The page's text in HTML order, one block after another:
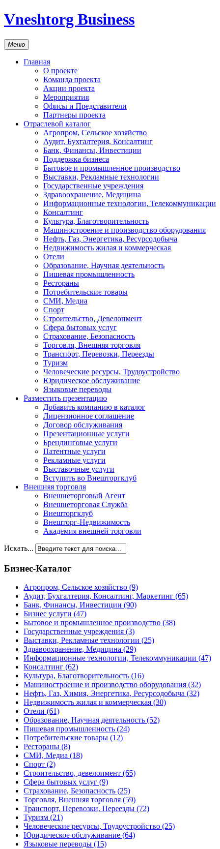
Vneshtorg Business
Меню
Главная
О проекте
Команда проекта
Акции проекта
Мероприятия
Офисы и Представители
Партнеры проекта
Отраслевой каталог
Агропром, Сельское хозяйство
Аудит, Бухгалтерия, Консалтинг
Банк, Финансы, Инвестиции
Поддержка бизнеса
Бытовое и промышленное производство
Выставки, Рекламные технологии
Государственные учреждения
Здравоохранение, Медицина
Информационные технологии, Телекоммуникации
Консалтинг
Культура, Благотворительность
Машиностроение и производство оборудования
Нефть, Газ, Энергетика, Ресурсодобыча
Недвижимость жилая и коммерческая
Отели
Образование, Научная деятельность
Пишевая промышленность
Рестораны
Потребительские товары
СМИ, Медиа
Спорт
Строительство, Девелопмент
Сфера бытовых услуг
Страхование, Безопасность
Торговля, Внешняя торговля
Транспорт, Перевозки, Переезды
Туризм
Человеческие ресурсы, Трудоустройство
Юридическое обслуживание
Языковые переводы
Разместить презентацию
Добавить компанию в каталог
Лицензионное соглашение
Договор обслуживания
Презентационные услуги
Брендинговые услуги
Патентные услуги
Рекламные услуги
Выставочные услуги
Вступить во Внешторгклуб
Внешняя торговля
Внешнеторговый Агент
Внешнеторговая Служба
Внешторгклуб
Внешторг-Недвижимость
Академия внешней торговли
Искать...
Бизнес-Каталог
Агропром, Сельское хозяйство (9)
Аудит, Бухгалтерия, Консалтинг, Маркетинг (65)
Банк, Финансы, Инвестиции (90)
Бизнес услуги (47)
Бытовое и промышленное производство (38)
Государственные учреждения (3)
Выставки, Рекламные технологии (25)
Здравоохранение, Медицина (29)
Информационные технологии, Телекоммуникации (47)
Консалтинг (62)
Культура, Благотворительность (16)
Машиностроение и производство оборудования (32)
Нефть, Газ, Химия, Энергетика, Ресурсодобыча (32)
Недвижимость жилая и коммерческая (30)
Отели (61)
Образование, Научная деятельность (52)
Пишевая промышленность (24)
Потребительские товары (12)
Рестораны (8)
СМИ, Медиа (18)
Спорт (2)
Строительство, девелопмент (65)
Сфера бытовых услуг (9)
Страхование, Безопасность (25)
Торговля, Внешняя торговля (59)
Транспорт, Перевозки, Переезды (72)
Туризм (21)
Человеческие ресурсы, Трудоустройство (25)
Юридическое обслуживание (64)
Языковые переводы (15)